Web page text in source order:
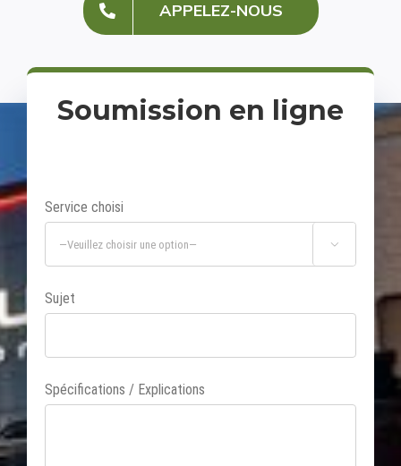
APPELEZ-NOUS
Soumission en ligne
Service choisi

Sujet
Spécifications / Explications